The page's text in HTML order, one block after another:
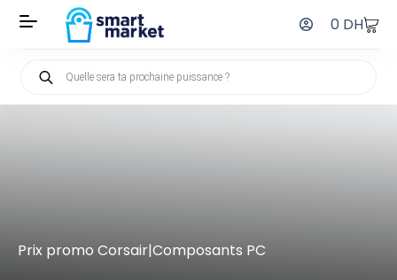
0 DH
Prix promo Corsair|Composants PC